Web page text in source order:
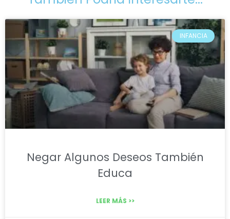
INFANCIA
Negar Algunos Deseos También
Educa
LEER MÁS >>